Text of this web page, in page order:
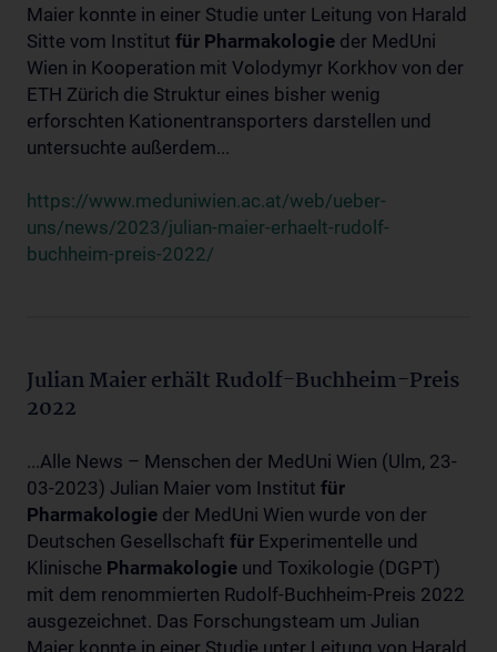
Maier konnte in einer Studie unter Leitung von Harald
Sitte vom Institut für Pharmakologie der MedUni
Wien in Kooperation mit Volodymyr Korkhov von der
ETH Zürich die Struktur eines bisher wenig
erforschten Kationentransporters darstellen und
untersuchte außerdem...
https://www.meduniwien.ac.at/web/ueber-
uns/news/2023/julian-maier-erhaelt-rudolf-
buchheim-preis-2022/
Julian Maier erhält Rudolf-Buchheim-Preis
2022
...Alle News – Menschen der MedUni Wien (Ulm, 23-
03-2023) Julian Maier vom Institut für
Pharmakologie der MedUni Wien wurde von der
Deutschen Gesellschaft für Experimentelle und
Klinische Pharmakologie und Toxikologie (DGPT)
mit dem renommierten Rudolf-Buchheim-Preis 2022
ausgezeichnet. Das Forschungsteam um Julian
Maier konnte in einer Studie unter Leitung von Harald